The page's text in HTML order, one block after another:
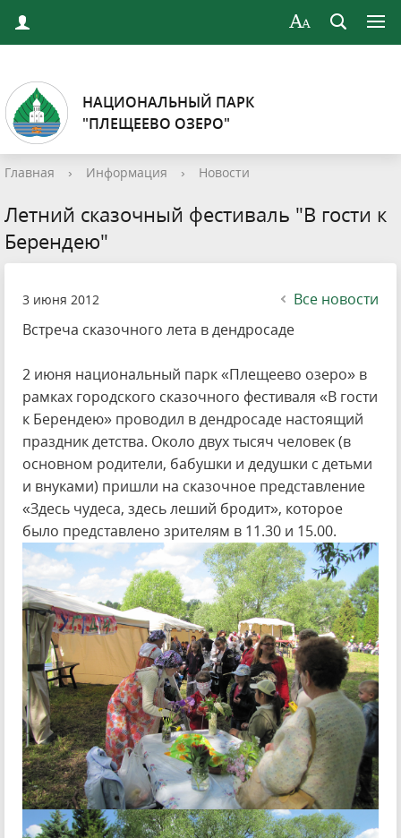
НАЦИОНАЛЬНЫЙ ПАРК
"ПЛЕЩЕЕВО ОЗЕРО"
Главная › Информация › Новости
Летний сказочный фестиваль "В гости к
Берендею"
3 июня 2012
Все новости
Встреча сказочного лета в дендросаде
2 июня национальный парк «Плещеево озеро» в
рамках городского сказочного фестиваля «В гости
к Берендею» проводил в дендросаде настоящий
праздник детства. Около двух тысяч человек (в
основном родители, бабушки и дедушки с детьми
и внуками) пришли на сказочное представление
«Здесь чудеса, здесь леший бродит», которое
было представлено зрителям в 11.30 и 15.00.